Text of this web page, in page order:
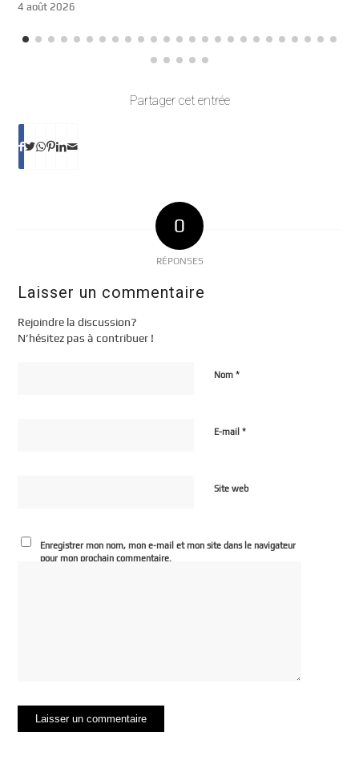
4 août 2026
Partager cet entrée
0
RÉPONSES
Laisser un commentaire
Rejoindre la discussion?
N’hésitez pas à contribuer !
Nom*
E-mail*
Site web
Enregistrer mon nom, mon e-mail et mon site dans le navigateur
pour mon prochain commentaire.